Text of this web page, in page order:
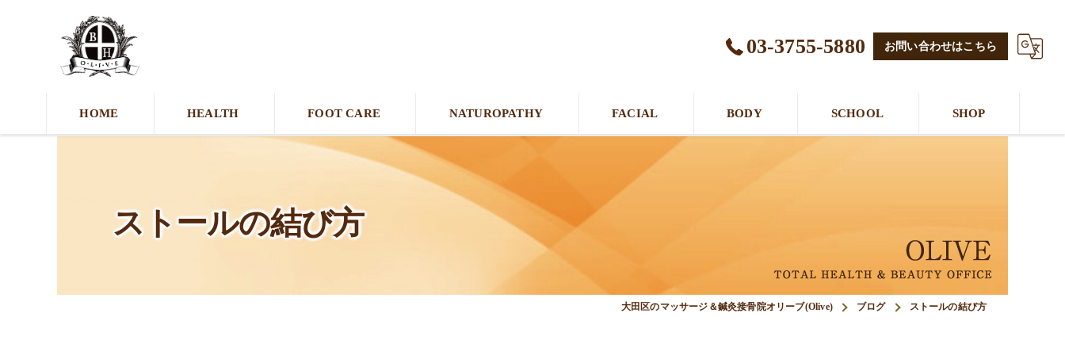
03-3755-5880 お問い合わせはこちら
HOME HEALTH FOOT CARE NATUROPATHY FACIAL BODY SCHOOL SHOP
ストールの結び方
大田区のマッサージ＆鍼灸接骨院オリーブ(Olive) ブログ ストールの結び方